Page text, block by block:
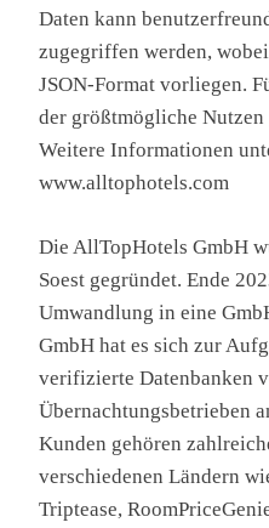
Daten kann
zugegriffen werden,
JSON-Format vorliegen.
der größtmögliche Nutzen
Weitere Informationen
www.alltophotels.com
Die AllTopHotels GmbH
Soest gegründet. Ende
Umwandlung in eine
GmbH hat es sich zur
verifizierte Datenbanken
Übernachtungsbetrieben
Kunden gehören
verschiedenen Ländern
Triptease,